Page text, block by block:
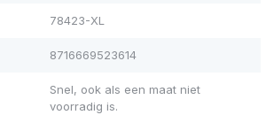
78423-XL
8716669523614
Snel, ook als een maat niet
voorradig is.